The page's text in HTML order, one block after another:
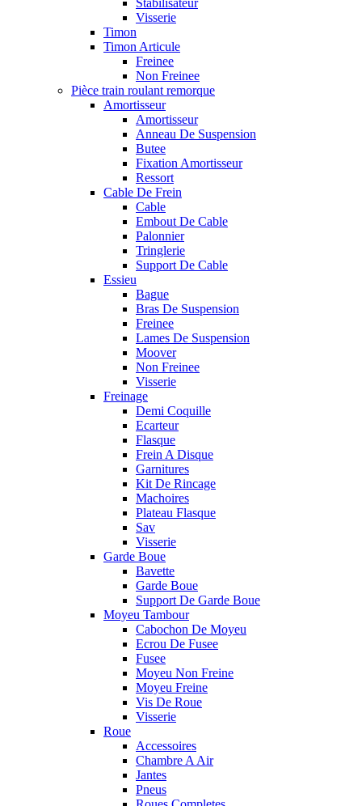
Stabilisateur
Visserie
Timon
Timon Articule
Freinee
Non Freinee
Pièce train roulant remorque
Amortisseur
Amortisseur
Anneau De Suspension
Butee
Fixation Amortisseur
Ressort
Cable De Frein
Cable
Embout De Cable
Palonnier
Tringlerie
Support De Cable
Essieu
Bague
Bras De Suspension
Freinee
Lames De Suspension
Moover
Non Freinee
Visserie
Freinage
Demi Coquille
Ecarteur
Flasque
Frein A Disque
Garnitures
Kit De Rincage
Machoires
Plateau Flasque
Sav
Visserie
Garde Boue
Bavette
Garde Boue
Support De Garde Boue
Moyeu Tambour
Cabochon De Moyeu
Ecrou De Fusee
Fusee
Moyeu Non Freine
Moyeu Freine
Vis De Roue
Visserie
Roue
Accessoires
Chambre A Air
Jantes
Pneus